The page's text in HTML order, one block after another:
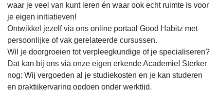
waar je veel van kunt leren én waar ook echt ruimte is voor
je eigen initiatieven!
Ontwikkel jezelf via ons online portaal Good Habitz met
persoonlijke of vak gerelateerde cursussen.
Wil je doorgroeien tot verpleegkundige of je specialiseren?
Dat kan bij ons via onze eigen erkende Academie! Sterker
nog: Wij vergoeden al je studiekosten en je kan studeren
en praktijkervaring opdoen onder werktijd.